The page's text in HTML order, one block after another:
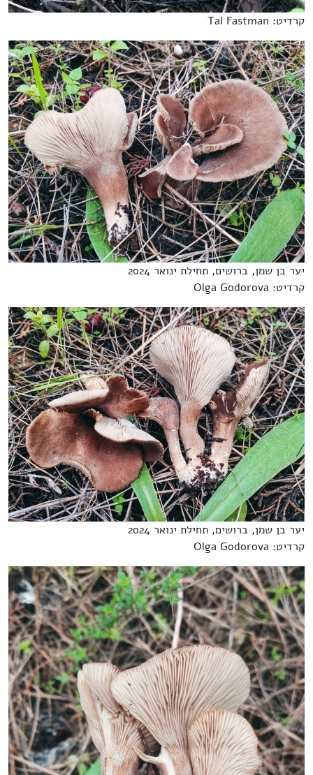
קרדיט: Tal Fastman
יער בן שמן, ברושים, תחילת ינואר 2024
קרדיט: Olga Godorova
יער בן שמן, ברושים, תחילת ינואר 2024
קרדיט: Olga Godorova